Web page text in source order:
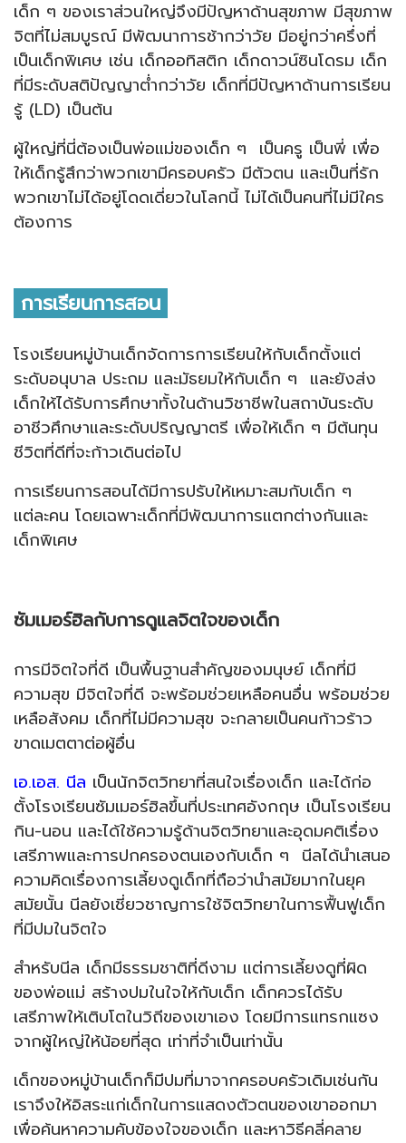
เด็ก ๆ ของเราส่วนใหญ่จึงมีปัญหาด้านสุขภาพ มีสุขภาพ
จิตที่ไม่สมบูรณ์ มีพัฒนาการช้ากว่าวัย มีอยู่กว่าครึ่งที่
เป็นเด็กพิเศษ เช่น เด็กออทิสติก เด็กดาวน์ซินโดรม เด็ก
ที่มีระดับสติปัญญาต่ำกว่าวัย เด็กที่มีปัญหาด้านการเรียน
รู้ (LD) เป็นต้น
ผู้ใหญ่ที่นี่ต้องเป็นพ่อแม่ของเด็ก ๆ เป็นครู เป็นพี่ เพื่อ
ให้เด็กรู้สึกว่าพวกเขามีครอบครัว มีตัวตน และเป็นที่รัก
พวกเขาไม่ได้อยู่โดดเดี่ยวในโลกนี้ ไม่ได้เป็นคนที่ไม่มีใคร
ต้องการ
การเรียนการสอน
โรงเรียนหมู่บ้านเด็กจัดการการเรียนให้กับเด็กตั้งแต่
ระดับอนุบาล ประถม และมัธยมให้กับเด็ก ๆ และยังส่ง
เด็กให้ได้รับการศึกษาทั้งในด้านวิชาชีพในสถาบันระดับ
อาชีวศึกษาและระดับปริญญาตรี เพื่อให้เด็ก ๆ มีต้นทุน
ชีวิตที่ดีที่จะก้าวเดินต่อไป
การเรียนการสอนได้มีการปรับให้เหมาะสมกับเด็ก ๆ
แต่ละคน โดยเฉพาะเด็กที่มีพัฒนาการแตกต่างกันและ
เด็กพิเศษ
ซัมเมอร์ฮิลกับการดูแลจิตใจของเด็ก
การมีจิตใจที่ดี เป็นพื้นฐานสำคัญของมนุษย์ เด็กที่มี
ความสุข มีจิตใจที่ดี จะพร้อมช่วยเหลือคนอื่น พร้อมช่วย
เหลือสังคม เด็กที่ไม่มีความสุข จะกลายเป็นคนก้าวร้าว
ขาดเมตตาต่อผู้อื่น
เอ.เอส. นีล เป็นนักจิตวิทยาที่สนใจเรื่องเด็ก และได้ก่อ
ตั้งโรงเรียนซัมเมอร์ฮิลขึ้นที่ประเทศอังกฤษ เป็นโรงเรียน
กิน-นอน และได้ใช้ความรู้ด้านจิตวิทยาและอุดมคติเรื่อง
เสรีภาพและการปกครองตนเองกับเด็ก ๆ นีลได้นำเสนอ
ความคิดเรื่องการเลี้ยงดูเด็กที่ถือว่านำสมัยมากในยุค
สมัยนั้น นีลยังเชี่ยวชาญการใช้จิตวิทยาในการฟื้นฟูเด็ก
ที่มีปมในจิตใจ
สำหรับนีล เด็กมีธรรมชาติที่ดีงาม แต่การเลี้ยงดูที่ผิด
ของพ่อแม่ สร้างปมในใจให้กับเด็ก เด็กควรได้รับ
เสรีภาพให้เติบโตในวิถีของเขาเอง โดยมีการแทรกแซง
จากผู้ใหญ่ให้น้อยที่สุด เท่าที่จำเป็นเท่านั้น
เด็กของหมู่บ้านเด็กก็มีปมที่มาจากครอบครัวเดิมเช่นกัน
เราจึงให้อิสระแก่เด็กในการแสดงตัวตนของเขาออกมา
เพื่อค้นหาความคับข้องใจของเด็ก และหาวิธีคลี่คลาย